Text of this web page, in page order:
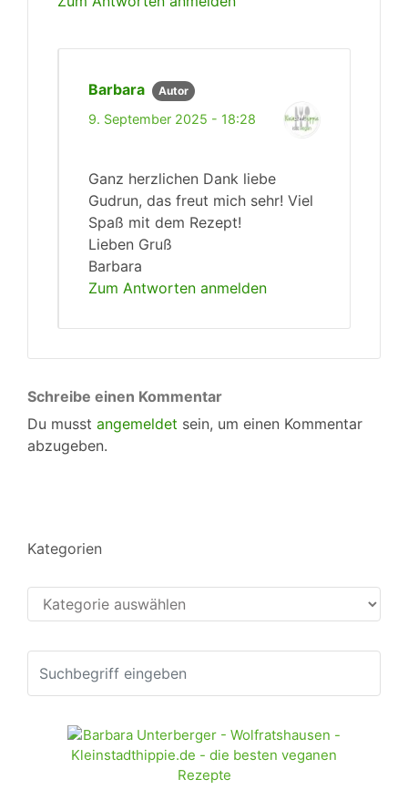
Barbara Autor
9. September 2025 - 18:28
Ganz herzlichen Dank liebe
Gudrun, das freut mich sehr! Viel
Spaß mit dem Rezept!
Lieben Gruß
Barbara
Zum Antworten anmelden
Schreibe einen Kommentar
Du musst angemeldet sein, um einen Kommentar
abzugeben.
Kategorien
Kategorien